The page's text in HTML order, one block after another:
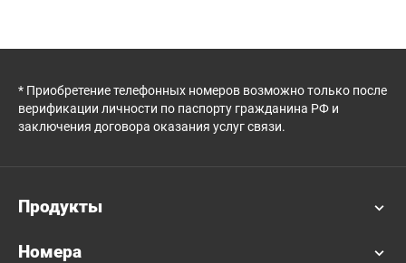
* Приобретение телефонных номеров возможно только после
верификации личности по паспорту гражданина РФ и
заключения договора оказания услуг связи.
Продукты
Номера